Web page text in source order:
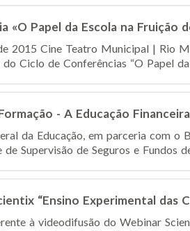
«O Papel da Escola na Fruição
2015 Cine Teatro Municipal | Rio
do Ciclo de Conferências “O Papel
- A Educação
da Educação, em parceria com
Supervisão de Seguros e Fundos
“Ensino Experimental das
à videodifusão do Webinar